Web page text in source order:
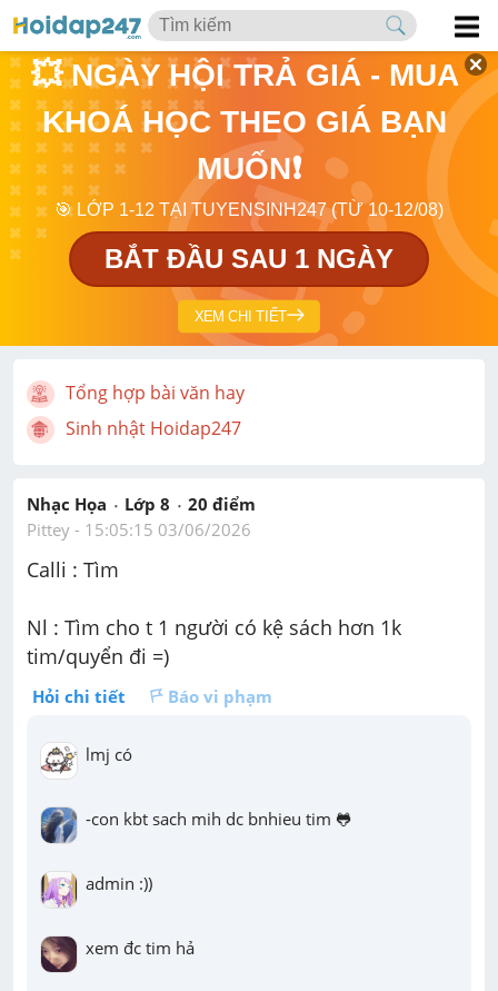
💥 NGÀY HỘI TRẢ GIÁ - MUA
KHOÁ HỌC THEO GIÁ BẠN
MUỐN❗
🎯 LỚP 1-12 TẠI TUYENSINH247 (TỪ 10-12/08)
BẮT ĐẦU SAU 1 NGÀY
XEM CHI TIẾT
Tổng hợp bài văn hay
Sinh nhật Hoidap247
Nhạc Họa Lớp 8 20 điểm
Pittey - 15:05:15 03/06/2026
Calli : Tìm
Nl : Tìm cho t 1 người có kệ sách hơn 1k
tim/quyển đi =)
Hỏi chi tiết Báo vi phạm
lmj có
-con kbt sach mih dc bnhieu tim 🐸
admin :))
xem đc tim hả